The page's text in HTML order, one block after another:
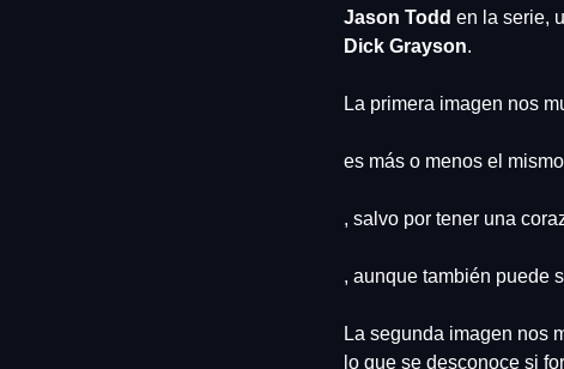
Jason Todd en la serie,
Dick Grayson.
La primera imagen nos
es más o menos el
, salvo por tener una
, aunque también puede
La segunda imagen nos
lo que se desconoce si